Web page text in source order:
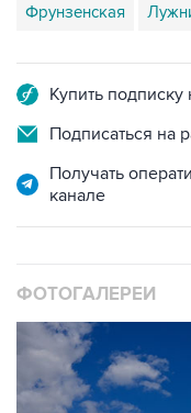
Фрунзенская
Купить
Подписаться на
Получать
канале
ФОТОГАЛЕРЕИ